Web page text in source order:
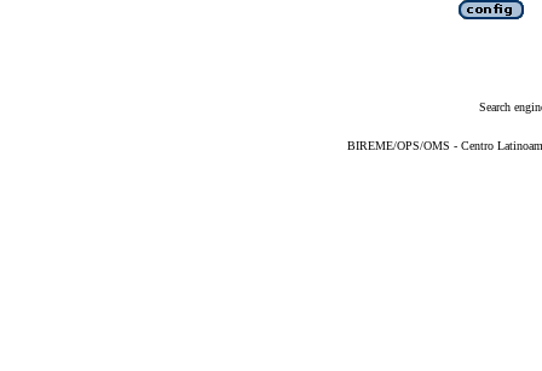
Search
BIREME/OPS/OMS - Centro